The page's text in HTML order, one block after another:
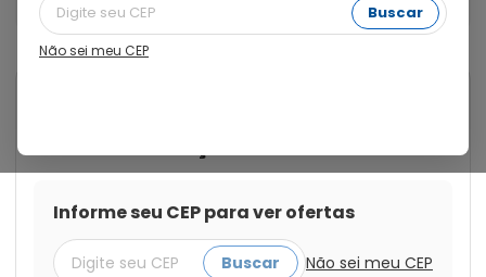
Buscar
Não sei meu CEP
Retardada
Informe seu CEP para ver ofertas
Buscar Não sei meu CEP